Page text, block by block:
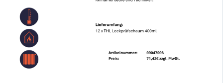
Produkte
DynaMont Hubtisch
DynaCase-Koffersystem